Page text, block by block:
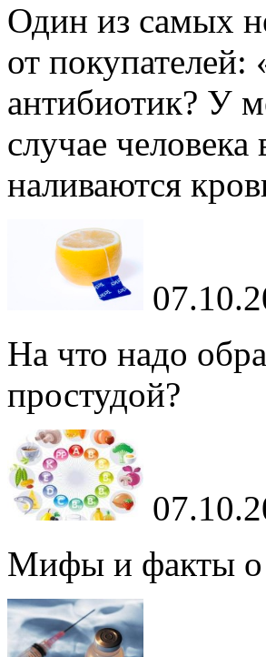
Один из самых
от
антибиотик? У
случае человека
наливаются
На что надо
простудой?
Мифы и факты о